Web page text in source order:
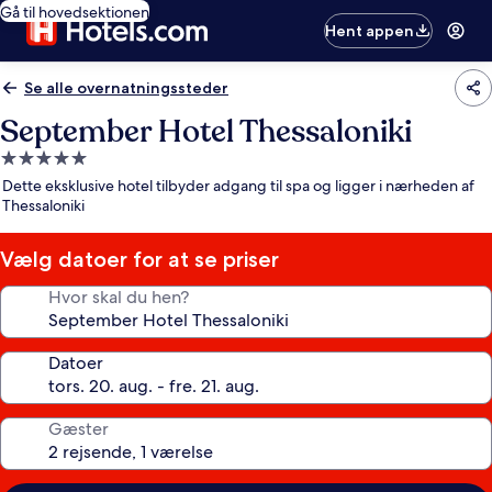
Gå til hovedsektionen
Hent appen
Se alle overnatningssteder
September Hotel Thessaloniki
5.0-
stjernet
overnatningssted
Dette eksklusive hotel tilbyder adgang til spa og ligger i nærheden af
Thessaloniki
Vælg datoer for at se priser
Hvor skal du hen?
Datoer
Gæster